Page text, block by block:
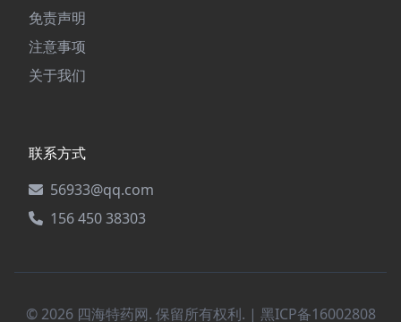
免责声明
注意事项
关于我们
联系方式
56933@qq.com
156 450 38303
© 2026 四海特药网. 保留所有权利. | 黑ICP备16002808